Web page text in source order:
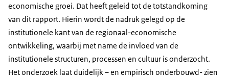
economische groei. Dat heeft geleid tot de totstandkoming
van dit rapport. Hierin wordt de nadruk gelegd op de
institutionele kant van de regionaal-economische
ontwikkeling, waarbij met name de invloed van de
institutionele structuren, processen en cultuur is onderzocht.
Het onderzoek laat duidelijk – en empirisch onderbouwd- zien